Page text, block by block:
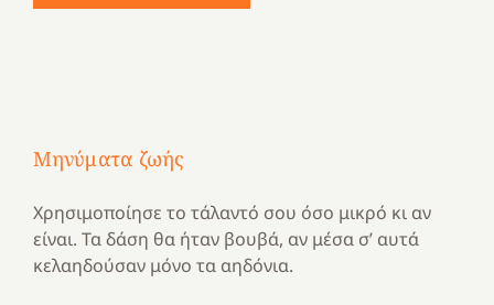
Μηνύματα ζωής
Χρησιμοποίησε το τάλαντό σου όσο μικρό κι αν
είναι. Τα δάση θα ήταν βουβά, αν μέσα σ’ αυτά
κελαηδούσαν μόνο τα αηδόνια.